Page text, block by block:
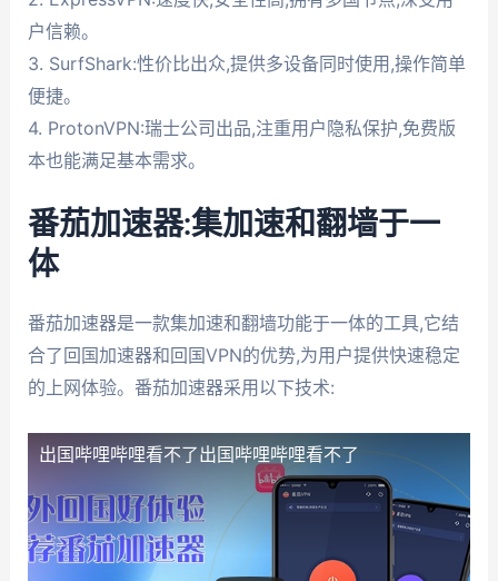
户信赖。
3. SurfShark:性价比出众,提供多设备同时使用,操作简单
便捷。
4. ProtonVPN:瑞士公司出品,注重用户隐私保护,免费版
本也能满足基本需求。
番茄加速器:集加速和翻墙于一
体
番茄加速器是一款集加速和翻墙功能于一体的工具,它结
合了回国加速器和回国VPN的优势,为用户提供快速稳定
的上网体验。番茄加速器采用以下技术:
出国哔哩哔哩看不了出国哔哩哔哩看不了